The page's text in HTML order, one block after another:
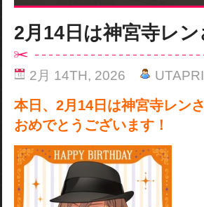
2月14日は神宮寺レ
2月 14TH, 2026
本日、2月14日は神宮寺レン
おめでとうございます！